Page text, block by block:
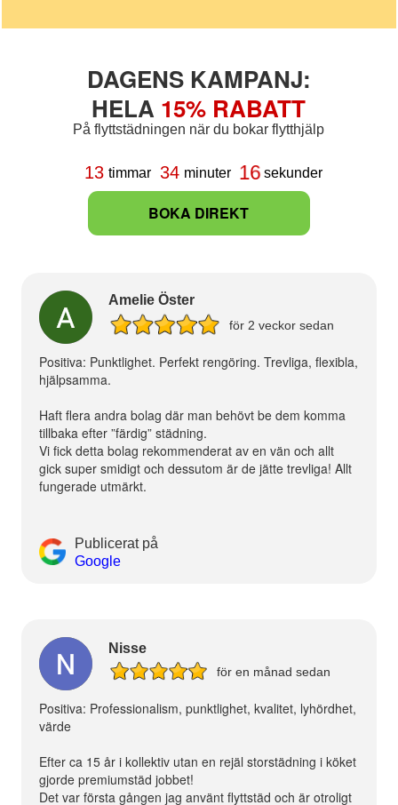
DAGENS KAMPANJ:
HELA 15% RABATT
På flyttstädningen när du bokar flytthjälp
13 timmar 34 minuter 16 sekunder
BOKA DIREKT
Amelie Öster
för 2 veckor sedan
Positiva: Punktlighet. Perfekt rengöring. Trevliga, flexibla,
hjälpsamma.
Haft flera andra bolag där man behövt be dem komma
tillbaka efter ”färdig” städning.
Vi fick detta bolag rekommenderat av en vän och allt
gick super smidigt och dessutom är de jätte trevliga! Allt
fungerade utmärkt.
Publicerat på
Google
Nisse
för en månad sedan
Positiva: Professionalism, punktlighet, kvalitet, lyhördhet,
värde
Efter ca 15 år i kollektiv utan en rejäl storstädning i köket
gjorde premiumstäd jobbet!
Det var första gången jag använt flyttstäd och är otroligt